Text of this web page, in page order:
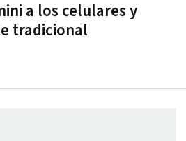
a los celulares y
tradicional